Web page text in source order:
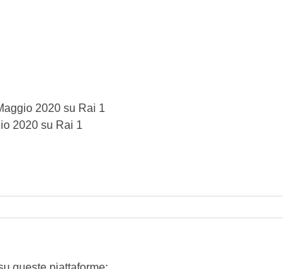
2020 su Rai 1
2020 su Rai 1